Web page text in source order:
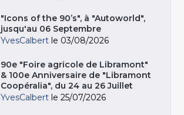
"Icons of the 90’s", à "Autoworld",
jusqu'au 06 Septembre
YvesCalbert le 03/08/2026
90e "Foire agricole de Libramont"
& 100e Anniversaire de "Libramont
Coopéralia", du 24 au 26 Juillet
YvesCalbert le 25/07/2026